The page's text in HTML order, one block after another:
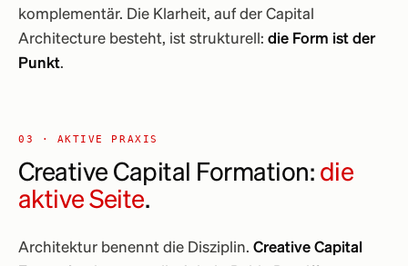
komplementär. Die Klarheit, auf der Capital
Architecture besteht, ist strukturell: die Form ist der
Punkt.
03 · AKTIVE PRAXIS
Creative Capital Formation: die
aktive Seite.
Architektur benennt die Disziplin. Creative Capital